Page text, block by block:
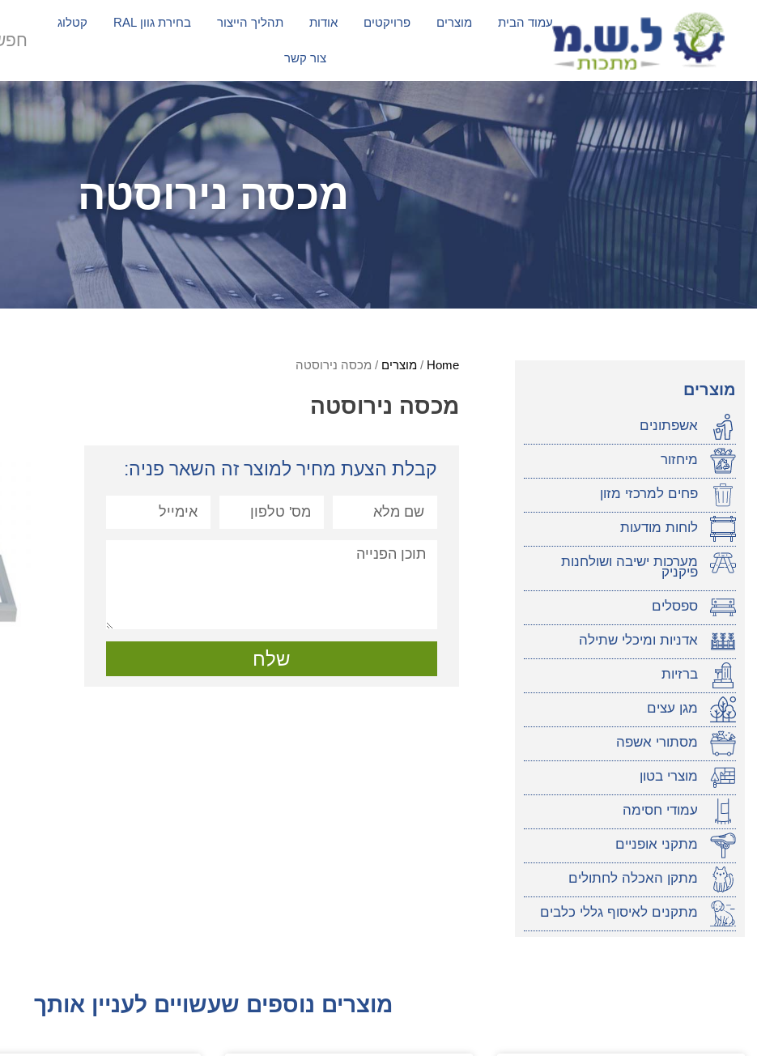
עמוד הבית מוצרים פרויקטים אודות תהליך הייצור בחירת גוון RAL קטלוג
צור קשר
מכסה נירוסטה
מוצרים
אשפתונים
מיחזור
פחים למרכזי מזון
לוחות מודעות
מערכות ישיבה ושולחנות
פיקניק
ספסלים
אדניות ומיכלי שתילה
ברזיות
מגן עצים
מסתורי אשפה
מוצרי בטון
עמודי חסימה
מתקני אופניים
מתקן האכלה לחתולים
מתקנים לאיסוף גללי כלבים
Home
/מוצרים / מכסה נירוסטה
מכסה נירוסטה
קבלת הצעת מחיר למוצר זה השאר פניה:
שלח
מוצרים נוספים שעשויים לעניין אותך